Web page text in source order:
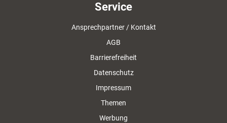
Service
Ansprechpartner / Kontakt
AGB
Barrierefreiheit
Datenschutz
Impressum
Themen
Werbung